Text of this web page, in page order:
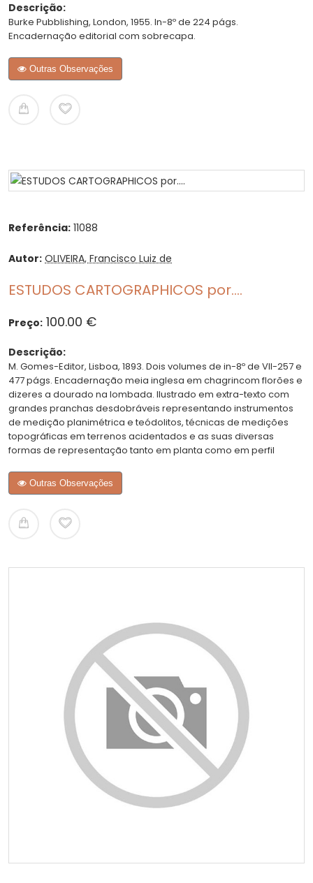
Descrição:
Burke Pubblishing, London, 1955. In-8º de 224 págs.
Encadernação editorial com sobrecapa.
Outras Observações
Referência: 11088
Autor: OLIVEIRA, Francisco Luiz de
ESTUDOS CARTOGRAPHICOS por....
Preço: 100.00 €
Descrição:
M. Gomes-Editor, Lisboa, 1893. Dois volumes de in-8º de VII-257 e
477 págs. Encadernação meia inglesa em chagrincom florões e
dizeres a dourado na lombada. Ilustrado em extra-texto com
grandes pranchas desdobráveis representando instrumentos
de medição planimétrica e teódolitos, técnicas de medições
topográficas em terrenos acidentados e as suas diversas
formas de representação tanto em planta como em perfil
Outras Observações